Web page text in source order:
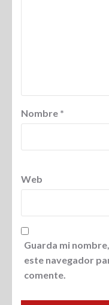
Nombre *
Web
Guarda mi
este navegador
comente.